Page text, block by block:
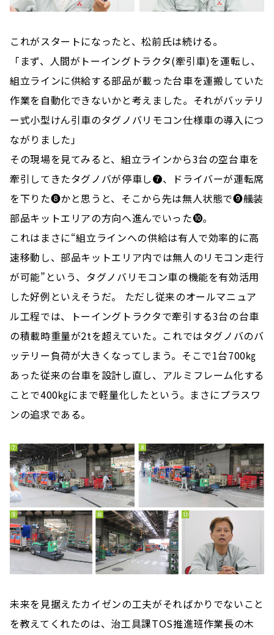
これがスタートになったと、松前氏は続ける。
「まず、人間がトーイングトラクタ(牽引車)を運転し、
組立ラインに供給する部品が載った台車を運搬していた
作業を自動化できないかと考えました。それがバッテリ
ー式小型けん引車のタグノバリモコン仕様車の導入につ
ながりました」
その現場を見てみると、組立ラインから3台の空台車を
牽引してきたタグノバが停車し❼、ドライバーが運転席
を下りた❽かと思うと、そこから先は無人状態で❾艤装
部品キットエリアの方向へ進んでいった❿。
これはまさに“組立ラインへの供給は有人で効率的に高
速移動し、部品キットエリア内では無人のリモコン走行
が可能”という、タグノバリモコン車の機能を有効活用
した好例といえそうだ。 ただし従来のオールマニュア
ル工程では、トーイングトラクタで牽引する3台の台車
の積載時重量が2tを超えていた。これではタグノバのバ
ッテリー負荷が大きくなってしまう。そこで1台700㎏
あった従来の台車を設計し直し、アルミフレーム化する
ことで400㎏にまで軽量化したという。まさにプラスワ
ンの追求である。
未来を見据えたカイゼンの工夫がそればかりでないこと
を教えてくれたのは、治工具課TOS推進班作業長の木